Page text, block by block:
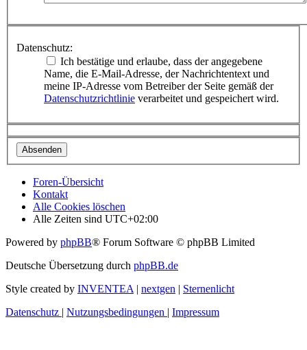
Datenschutz:
Ich bestätige und erlaube, dass der angegebene
Name, die E-Mail-Adresse, der Nachrichtentext und
meine IP-Adresse vom Betreiber der Seite gemäß der
Datenschutzrichtlinie verarbeitet und gespeichert wird.
Foren-Übersicht
Kontakt
Alle Cookies löschen
Alle Zeiten sind UTC+02:00
Powered by phpBB® Forum Software © phpBB Limited
Deutsche Übersetzung durch phpBB.de
Style created by INVENTEA | nextgen | Sternenlicht
Datenschutz | Nutzungsbedingungen | Impressum